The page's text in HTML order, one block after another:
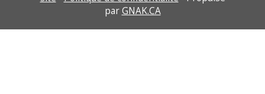
parGNAK.CA